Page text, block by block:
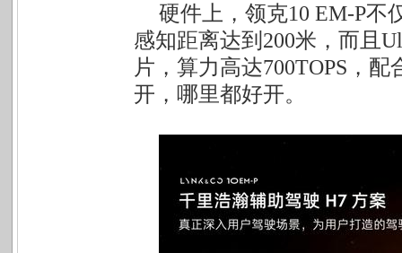
硬件上，领克10 EM-P不
感知距离达到200米，而且
片，算力高达700TOPS，
开，哪里都好开。